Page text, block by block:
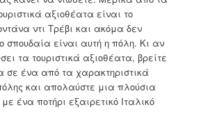
αξιοθέατα είναι το
ντι Τρέβι και ακόμα δεν
σπουδαία είναι αυτή η πόλη. Κι αν
τα τουριστικά αξιοθέατα, βρείτε
σε ένα από τα χαρακτηριστικά
και απολαύστε μια πλούσια
ένα ποτήρι εξαιρετικό Ιταλικό